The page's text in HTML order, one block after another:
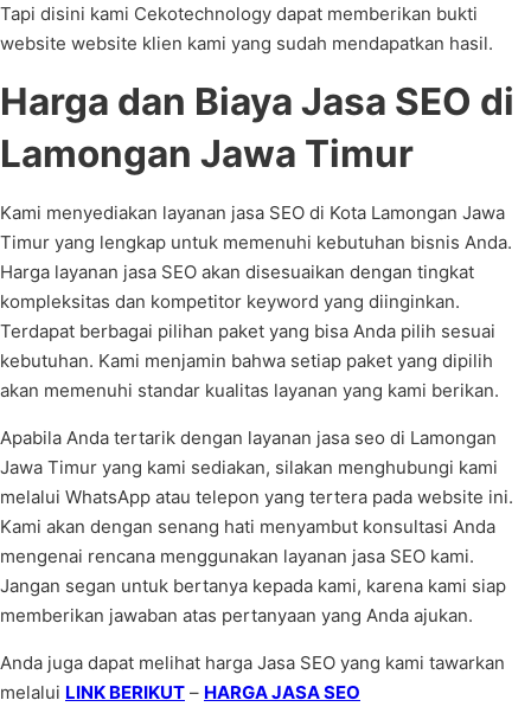
Tapi disini kami Cekotechnology dapat memberikan bukti
website website klien kami yang sudah mendapatkan hasil.
Harga dan Biaya Jasa SEO di
Lamongan Jawa Timur
Kami menyediakan layanan jasa SEO di Kota Lamongan Jawa
Timur yang lengkap untuk memenuhi kebutuhan bisnis Anda.
Harga layanan jasa SEO akan disesuaikan dengan tingkat
kompleksitas dan kompetitor keyword yang diinginkan.
Terdapat berbagai pilihan paket yang bisa Anda pilih sesuai
kebutuhan. Kami menjamin bahwa setiap paket yang dipilih
akan memenuhi standar kualitas layanan yang kami berikan.
Apabila Anda tertarik dengan layanan jasa seo di Lamongan
Jawa Timur yang kami sediakan, silakan menghubungi kami
melalui WhatsApp atau telepon yang tertera pada website ini.
Kami akan dengan senang hati menyambut konsultasi Anda
mengenai rencana menggunakan layanan jasa SEO kami.
Jangan segan untuk bertanya kepada kami, karena kami siap
memberikan jawaban atas pertanyaan yang Anda ajukan.
Anda juga dapat melihat harga Jasa SEO yang kami tawarkan
melalui LINK BERIKUT – HARGA JASA SEO